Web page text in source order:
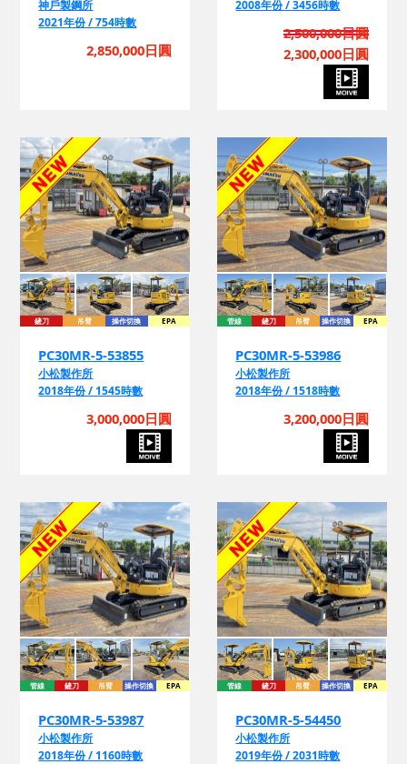
神戶製鋼所
2021年份 / 754時數
2,850,000日圓
2008年份 / 3456時數
2,500,000日圓
2,300,000日圓
鏟刀 吊臂 操作切換 EPA
PC30MR-5-53855
小松製作所
2018年份 / 1545時數
3,000,000日圓
管線 鏟刀 吊臂 操作切換 EPA
PC30MR-5-53986
小松製作所
2018年份 / 1518時數
3,200,000日圓
管線 鏟刀 吊臂 操作切換 EPA
PC30MR-5-53987
小松製作所
2018年份 / 1160時數
管線 鏟刀 吊臂 操作切換 EPA
PC30MR-5-54450
小松製作所
2019年份 / 2031時數